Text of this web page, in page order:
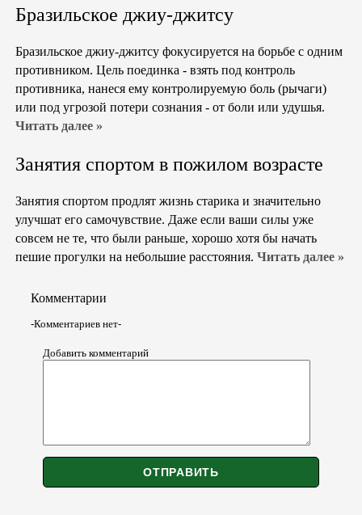
Бразильское джиу-джитсу
Бразильское джиу-джитсу фокусируется на борьбе с одним
противником. Цель поединка - взять под контроль
противника, нанеся ему контролируемую боль (рычаги)
или под угрозой потери сознания - от боли или удушья.
Читать далее »
Занятия спортом в пожилом возрасте
Занятия спортом продлят жизнь старика и значительно
улучшат его самочувствие. Даже если ваши силы уже
совсем не те, что были раньше, хорошо хотя бы начать
пешие прогулки на небольшие расстояния. Читать далее »
Комментарии
-Комментариев нет-
Добавить комментарий